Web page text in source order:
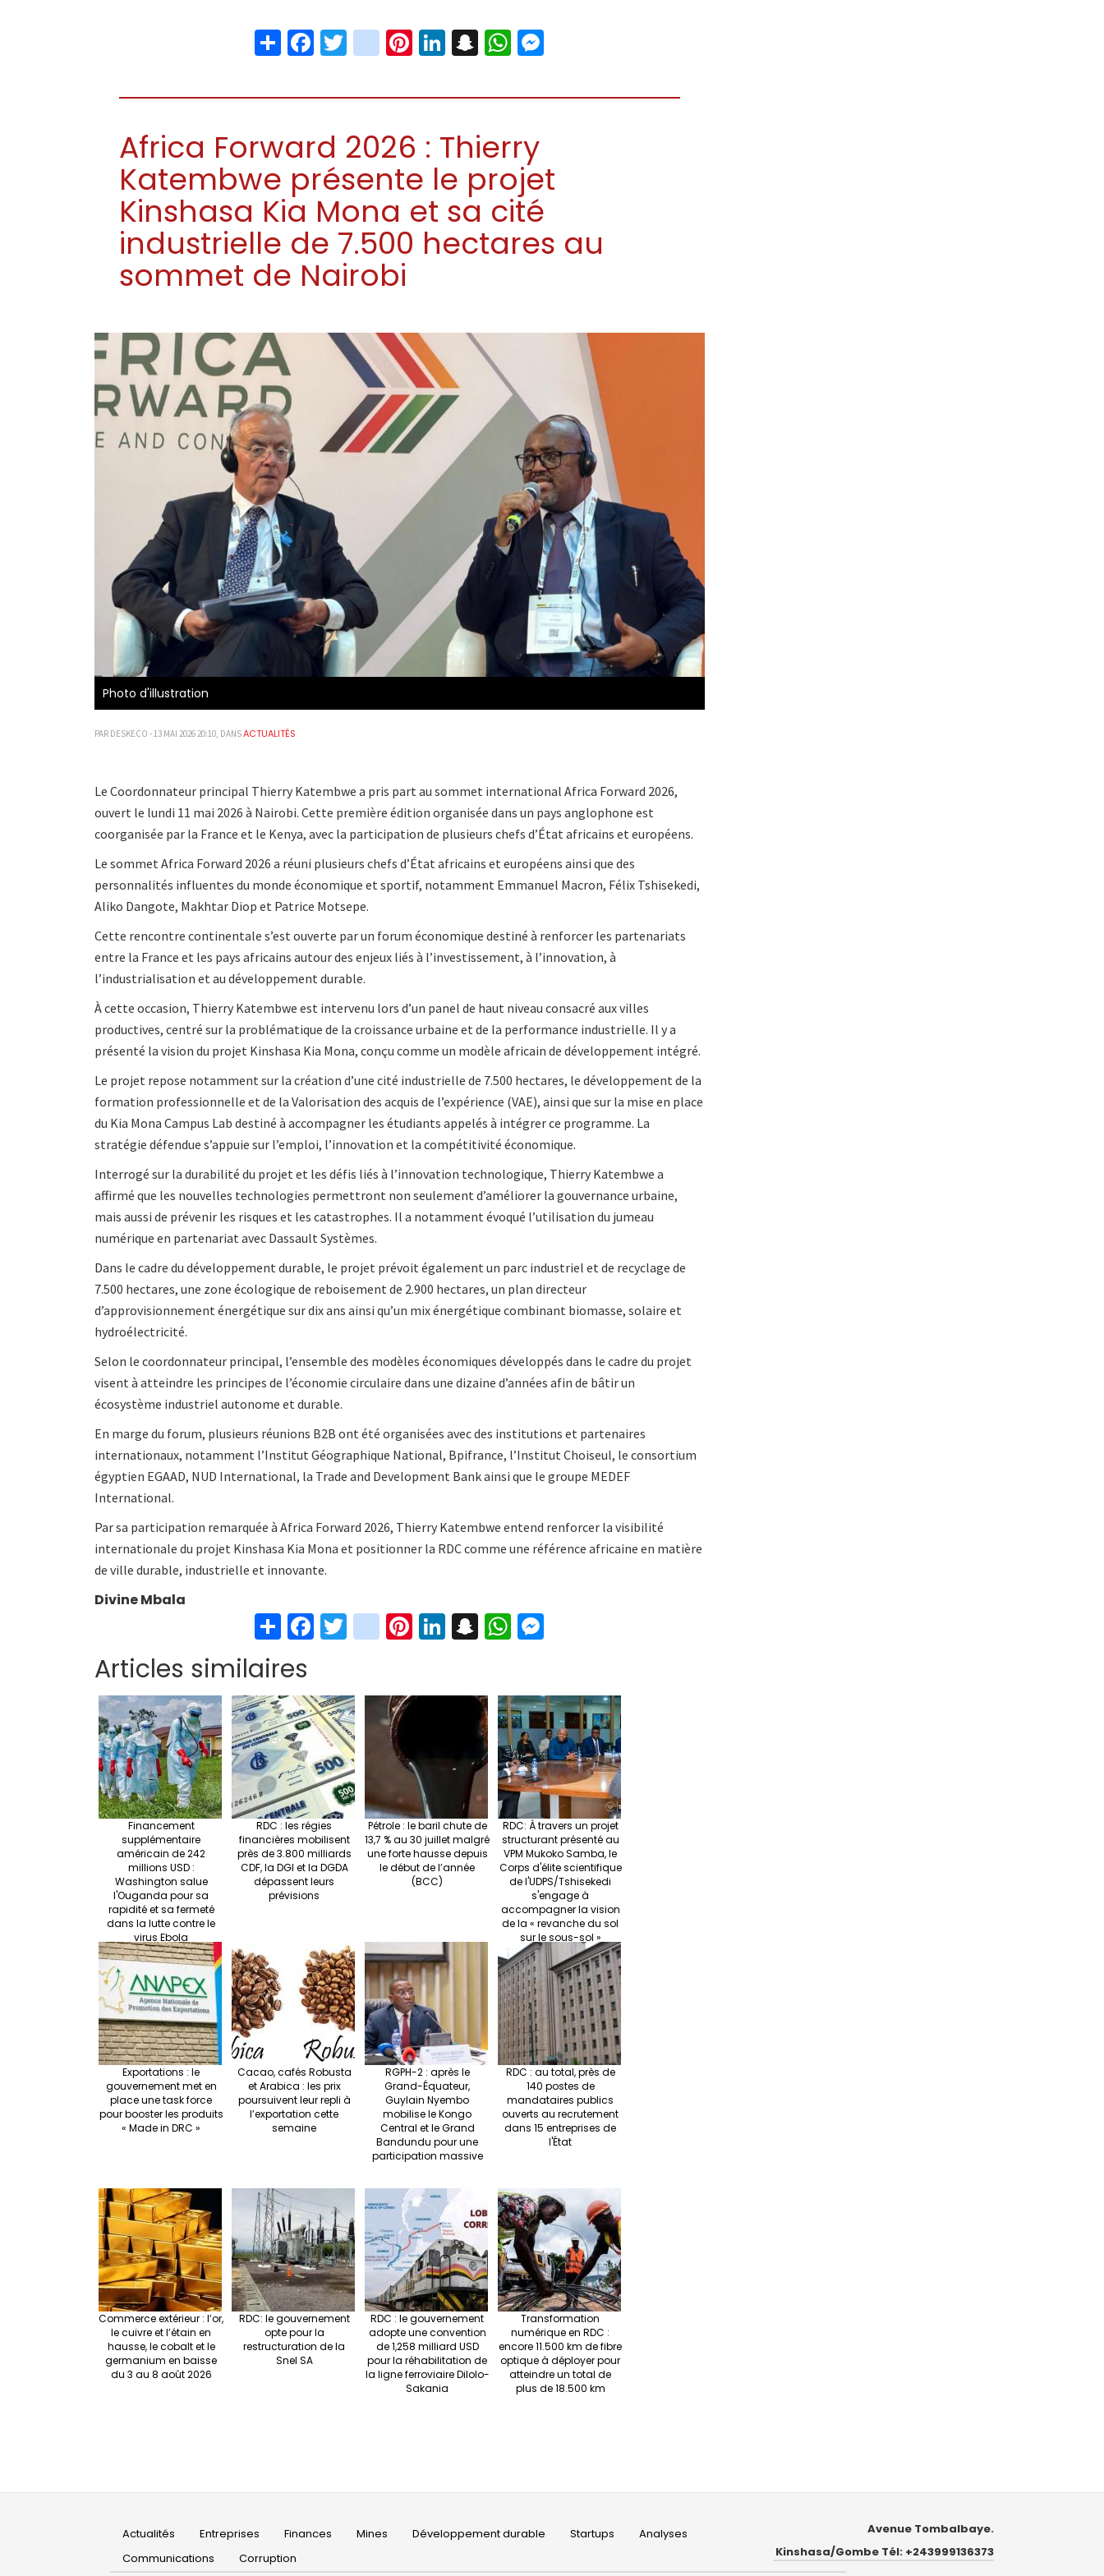
ShareFacebook
Twitter
instagram
Pinterest
LinkedIn
Snapchat
WhatsApp
Africa Forward 2026 : Thierry
Katembwe présente le projet
Kinshasa Kia Mona et sa cité
industrielle de 7.500 hectares au
sommet de Nairobi
Photo d'illustration
PAR DESKECO - 13 MAI 2026 20:10, DANSACTUALITÉS
Le Coordonnateur principal Thierry Katembwe a pris part au sommet international Africa Forward 2026,
ouvert le lundi 11 mai 2026 à Nairobi. Cette première édition organisée dans un pays anglophone est
coorganisée par la France et le Kenya, avec la participation de plusieurs chefs d’État africains et européens.
Le sommet Africa Forward 2026 a réuni plusieurs chefs d’État africains et européens ainsi que des
personnalités influentes du monde économique et sportif, notamment Emmanuel Macron, Félix Tshisekedi,
Aliko Dangote, Makhtar Diop et Patrice Motsepe.
Cette rencontre continentale s’est ouverte par un forum économique destiné à renforcer les partenariats
entre la France et les pays africains autour des enjeux liés à l’investissement, à l’innovation, à
l’industrialisation et au développement durable.
À cette occasion, Thierry Katembwe est intervenu lors d’un panel de haut niveau consacré aux villes
productives, centré sur la problématique de la croissance urbaine et de la performance industrielle. Il y a
présenté la vision du projet Kinshasa Kia Mona, conçu comme un modèle africain de développement intégré.
Le projet repose notamment sur la création d’une cité industrielle de 7.500 hectares, le développement de la
formation professionnelle et de la Valorisation des acquis de l’expérience (VAE), ainsi que sur la mise en place
du Kia Mona Campus Lab destiné à accompagner les étudiants appelés à intégrer ce programme. La
stratégie défendue s’appuie sur l’emploi, l’innovation et la compétitivité économique.
Interrogé sur la durabilité du projet et les défis liés à l’innovation technologique, Thierry Katembwe a
affirmé que les nouvelles technologies permettront non seulement d’améliorer la gouvernance urbaine,
mais aussi de prévenir les risques et les catastrophes. Il a notamment évoqué l’utilisation du jumeau
numérique en partenariat avec Dassault Systèmes.
Dans le cadre du développement durable, le projet prévoit également un parc industriel et de recyclage de
7.500 hectares, une zone écologique de reboisement de 2.900 hectares, un plan directeur
d’approvisionnement énergétique sur dix ans ainsi qu’un mix énergétique combinant biomasse, solaire et
hydroélectricité.
Selon le coordonnateur principal, l’ensemble des modèles économiques développés dans le cadre du projet
visent à atteindre les principes de l’économie circulaire dans une dizaine d’années afin de bâtir un
écosystème industriel autonome et durable.
En marge du forum, plusieurs réunions B2B ont été organisées avec des institutions et partenaires
internationaux, notamment l’Institut Géographique National, Bpifrance, l’Institut Choiseul, le consortium
égyptien EGAAD, NUD International, la Trade and Development Bank ainsi que le groupe MEDEF
International.
Par sa participation remarquée à Africa Forward 2026, Thierry Katembwe entend renforcer la visibilité
internationale du projet Kinshasa Kia Mona et positionner la RDC comme une référence africaine en matière
de ville durable, industrielle et innovante.
Divine Mbala
S
h
ar
e
Fa
ce
o
o
k
T
wi
er
in
st
ra
m
Pi
nt
es
Li
n
dI
S
n
pc
h
at
W
h
sA
p
p
n
ge
r
Articles similaires
Financement
supplémentaire
américain de 242
millions USD :
Washington salue
l'Ouganda pour sa
rapidité et sa fermeté
dans la lutte contre le
virus Ebola
RDC : les régies
financières mobilisent
près de 3.800 milliards
CDF, la DGI et la DGDA
dépassent leurs
prévisions
Pétrole : le baril chute de
13,7 % au 30 juillet malgré
une forte hausse depuis
le début de l’année
(BCC)
RDC: À travers un projet
structurant présenté au
VPM Mukoko Samba, le
Corps d'élite scientifique
de l'UDPS/Tshisekedi
s'engage à
accompagner la vision
de la « revanche du sol
sur le sous-sol »
Exportations : le
gouvernement met en
place une task force
pour booster les produits
« Made in DRC »
Cacao, cafés Robusta
et Arabica : les prix
poursuivent leur repli à
l’exportation cette
semaine
RGPH-2 : après le
Grand-Équateur,
Guylain Nyembo
mobilise le Kongo
Central et le Grand
Bandundu pour une
participation massive
RDC : au total, près de
140 postes de
mandataires publics
ouverts au recrutement
dans 15 entreprises de
l'État
Commerce extérieur : l’or,
le cuivre et l’étain en
hausse, le cobalt et le
germanium en baisse
du 3 au 8 août 2026
RDC: le gouvernement
opte pour la
restructuration de la
Snel SA
RDC : le gouvernement
adopte une convention
de 1,258 milliard USD
pour la réhabilitation de
la ligne ferroviaire Dilolo-
Sakania
Transformation
numérique en RDC :
encore 11.500 km de fibre
optique à déployer pour
atteindre un total de
plus de 18.500 km
Main
navigation
Actualités Entreprises Finances Mines Développement durable Startups
Analyses
Communications
Corruption
Avenue Tombalbaye.
Kinshasa/Gombe Tél: +243999136373